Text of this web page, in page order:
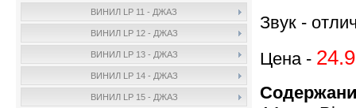
ВИНИЛ LP 11 - ДЖАЗ
ВИНИЛ LP 12 - ДЖАЗ
ВИНИЛ LP 13 - ДЖАЗ
ВИНИЛ LP 14 - ДЖАЗ
ВИНИЛ LP 15 - ДЖАЗ
Звук -
Цена -